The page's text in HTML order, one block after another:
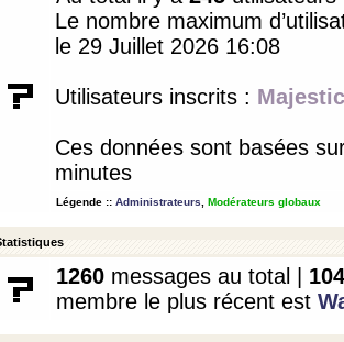
Le nombre maximum
le 29 Juillet 2026 16:08
Utilisateurs inscrits :
Ces données sont basées
minutes
Légende :: Administrateurs Modérateurs globaux
1260 messages au total | 104
membre le plus récent est